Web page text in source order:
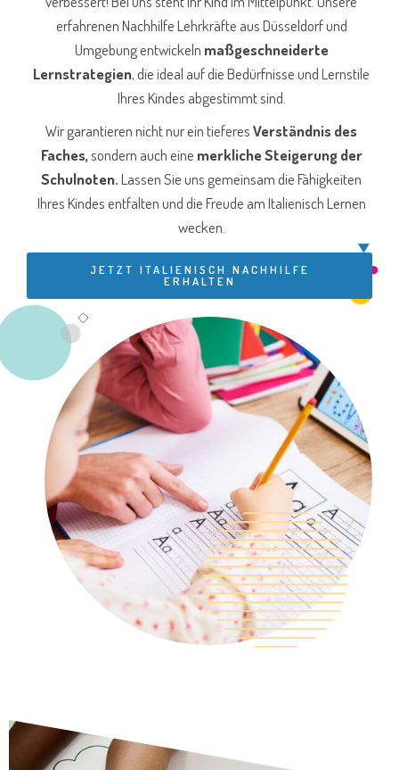
erfahrenen Nachhilfe Lehrkräfte aus Düsseldorf und
Umgebung entwickeln maßgeschneiderte
Lernstrategien, die ideal auf die Bedürfnisse und Lernstile
Ihres Kindes abgestimmt sind.
Wir garantieren nicht nur ein tieferesVerständnis des
Faches,sondern auch eine merkliche Steigerung der
Schulnoten.Lassen Sie uns gemeinsam die Fähigkeiten
Ihres Kindes entfalten und die Freude am Italienisch Lernen
wecken.
JETZT ITALIENISCH NACHHILFE
ERHALTEN